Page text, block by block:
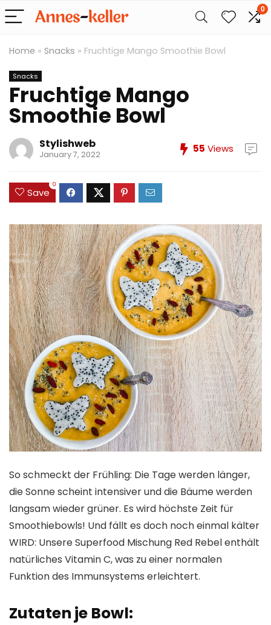
0
Home » Snacks » Fruchtige Mango Smoothie Bowl
Snacks
Fruchtige Mango
Smoothie Bowl
Stylishweb
January 7, 2022 55 Views
Save
0
So schmeckt der Frühling: Die Tage werden länger,
die Sonne scheint intensiver und die Bäume werden
langsam wieder grüner. Es wird höchste Zeit für
Smoothiebowls! Und fällt es doch noch einmal kälter
WIRD: Unsere Superfood Mischung Red Rebel enthält
natürliches Vitamin C, was zu einer normalen
Funktion des Immunsystems erleichtert.
Zutaten je Bowl: